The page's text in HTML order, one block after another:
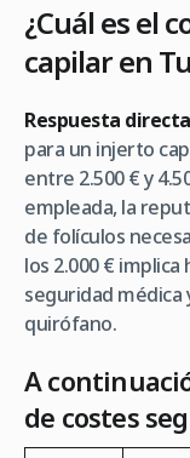
¿Cuál es el
capilar en
Respuesta
para un injerto
entre 2.500 € y
empleada, la
de folículos
los 2.000 €
seguridad médica
quirófano.
A
de costes